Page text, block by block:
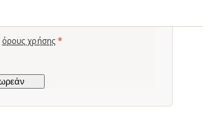
όρους χρήσης *